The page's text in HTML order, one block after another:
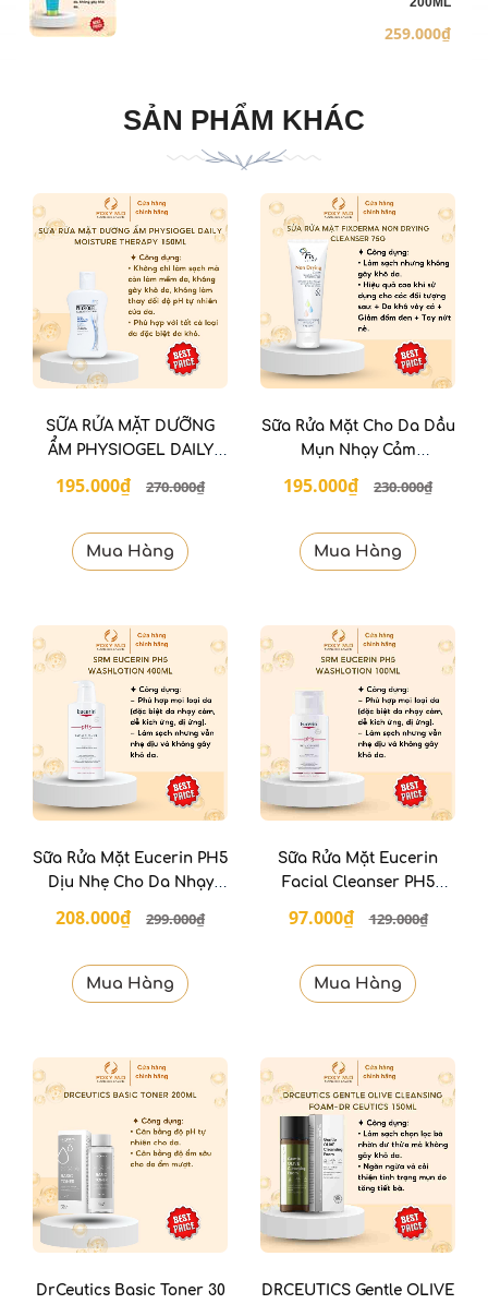
259.000₫
SẢN PHẨM KHÁC
SỮA RỬA MẶT DƯỠNG
ẨM PHYSIOGEL DAILY
150ml
195.000₫ 270.000₫
Mua Hàng
Sữa Rửa Mặt Cho Da Dầu
Mụn Nhạy Cảm
Cleanser 75g
195.000₫ 230.000₫
Mua Hàng
Sữa Rửa Mặt Eucerin PH5
Dịu Nhẹ Cho Da Nhạy
208.000₫ 299.000₫
Mua Hàng
Sữa Rửa Mặt Eucerin
Facial Cleanser PH5
97.000₫ 129.000₫
Mua Hàng
DrCeutics Basic Toner 30
DRCEUTICS Gentle OLIVE